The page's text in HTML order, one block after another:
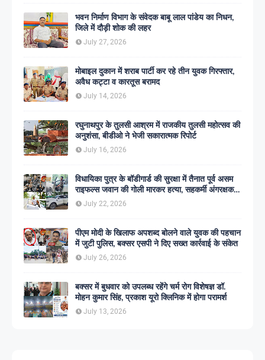
भवन निर्माण विभाग के संवेदक बाबू लाल पांडेय का निधन,
जिले में दौड़ी शोक की लहर
July 27, 2026
मोबाइल दुकान में शराब पार्टी कर रहे तीन युवक गिरफ्तार,
अवैध कट्टा व कारतूस बरामद
July 14, 2026
रघुनाथपुर के तुलसी आश्रम में राजकीय तुलसी महोत्सव की
अनुशंसा, बीडीओ ने भेजी सकारात्मक रिपोर्ट
July 16, 2026
विधायिका पुत्र के बॉडीगार्ड की सुरक्षा में तैनात पूर्व असम
राइफल्स जवान की गोली मारकर हत्या, सहकर्मी अंगरक्षक
गिरफ्तार
July 22, 2026
पीएम मोदी के खिलाफ अपशब्द बोलने वाले युवक की पहचान
में जुटी पुलिस, बक्सर एसपी ने दिए सख्त कार्रवाई के संकेत
July 26, 2026
बक्सर में बुधवार को उपलब्ध रहेंगे चर्म रोग विशेषज्ञ डॉ.
मोहन कुमार सिंह, प्रकाश यूरो क्लिनिक में होगा परामर्श
July 13, 2026